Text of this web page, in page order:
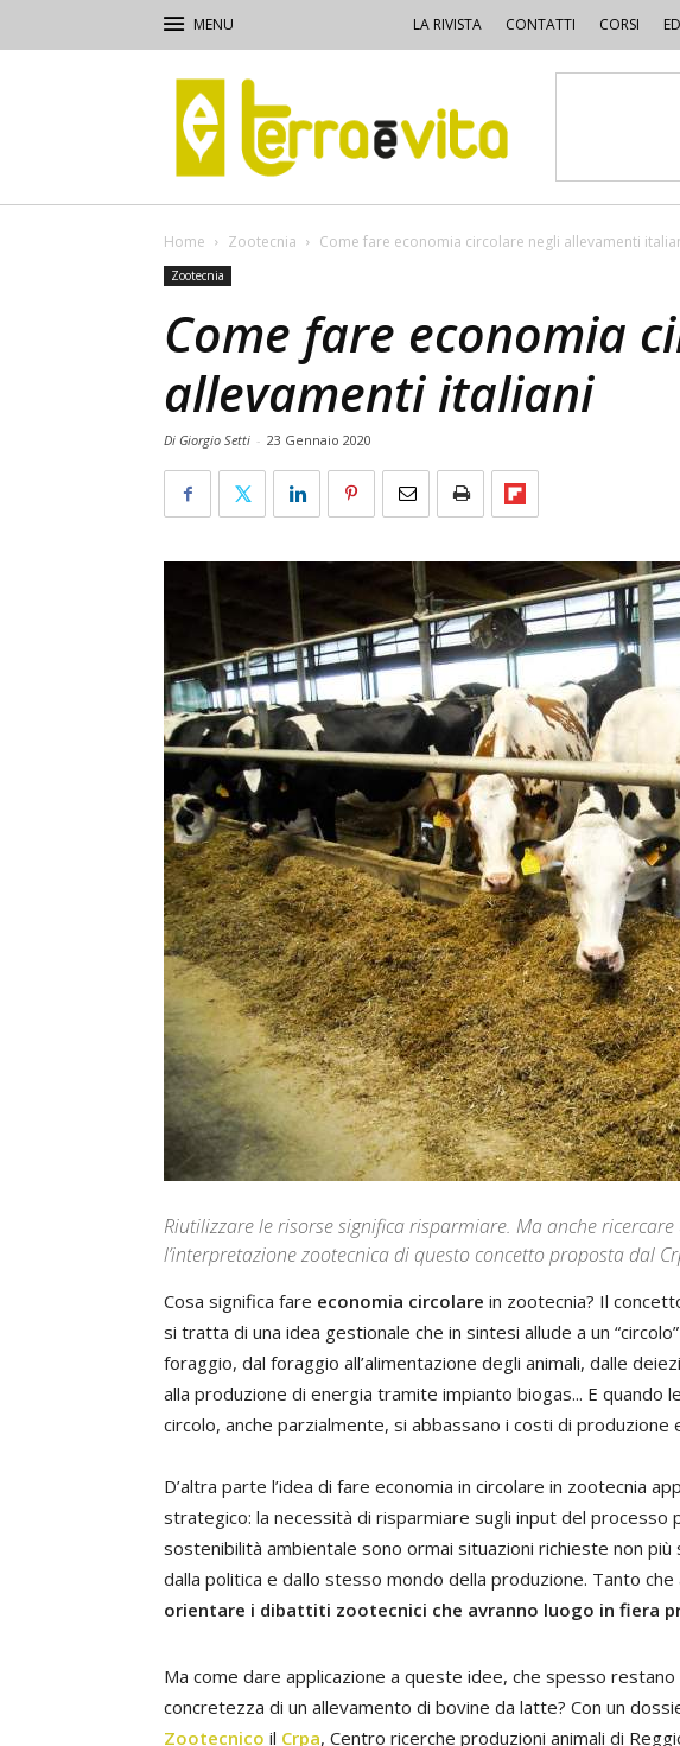
LA RIVISTA CONTATTI CORSI
Terra
e
Vita
Home Zootecnia Come fare economia circolare negli allevamenti
Zootecnia
Come fare economia
allevamenti italiani
Di Giorgio Setti - 23 Gennaio 2020
Riutilizzare le risorse significa risparmiare. Ma anche
l’interpretazione zootecnica di questo concetto proposta dal
Cosa significa fare economia circolare in zootecnia? Il
si tratta di una idea gestionale che in sintesi allude a un
foraggio, dal foraggio all’alimentazione degli animali, dalle
alla produzione di energia tramite impianto biogas... E quando
circolo, anche parzialmente, si abbassano i costi di produzione
D’altra parte l’idea di fare economia in circolare in zootecnia
strategico: la necessità di risparmiare sugli input del
sostenibilità ambientale sono ormai situazioni richieste non
dalla politica e dallo stesso mondo della produzione. Tanto che
orientare i dibattiti zootecnici che avranno luogo in fiera
Ma come dare applicazione a queste idee, che spesso
concretezza di un allevamento di bovine da latte? Con un
Zootecnico il Crpa, Centro ricerche produzioni animali di